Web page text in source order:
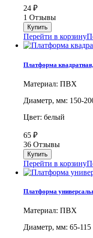
24 ₽
1 Отзывы
Перейти в корзину
Платформа
Материал: ПВХ
Диаметр, мм: 150-
Цвет: белый
65 ₽
36 Отзывы
Перейти в корзину
Платформа
Материал: ПВХ
Диаметр, мм: 65-115